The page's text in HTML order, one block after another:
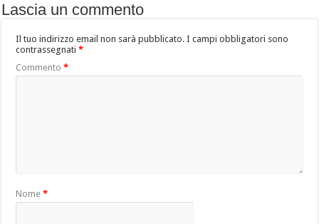
Lascia un commento
Il tuo indirizzo email non sarà pubblicato. I campi obbligatori sono
contrassegnati*
Commento*
Nome*